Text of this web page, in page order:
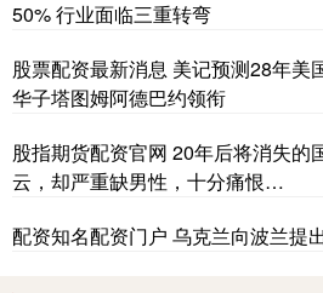
50% 行业面临三重转弯
股票配资最新消息 美记预测28年美
华子塔图姆阿德巴约领衔
股指期货配资官网 20年后将消失的
云，却严重缺男性，十分痛恨…
配资知名配资门户 乌克兰向波兰提